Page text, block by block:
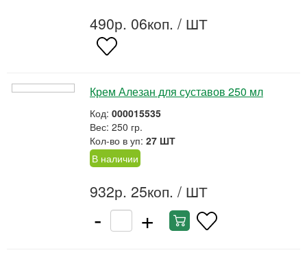
490р. 06коп. / ШТ
Крем Алезан для суставов 250 мл
Код: 000015535
Вес: 250 гр.
Кол-во в уп: 27 ШТ
В наличии
932р. 25коп. / ШТ
- +